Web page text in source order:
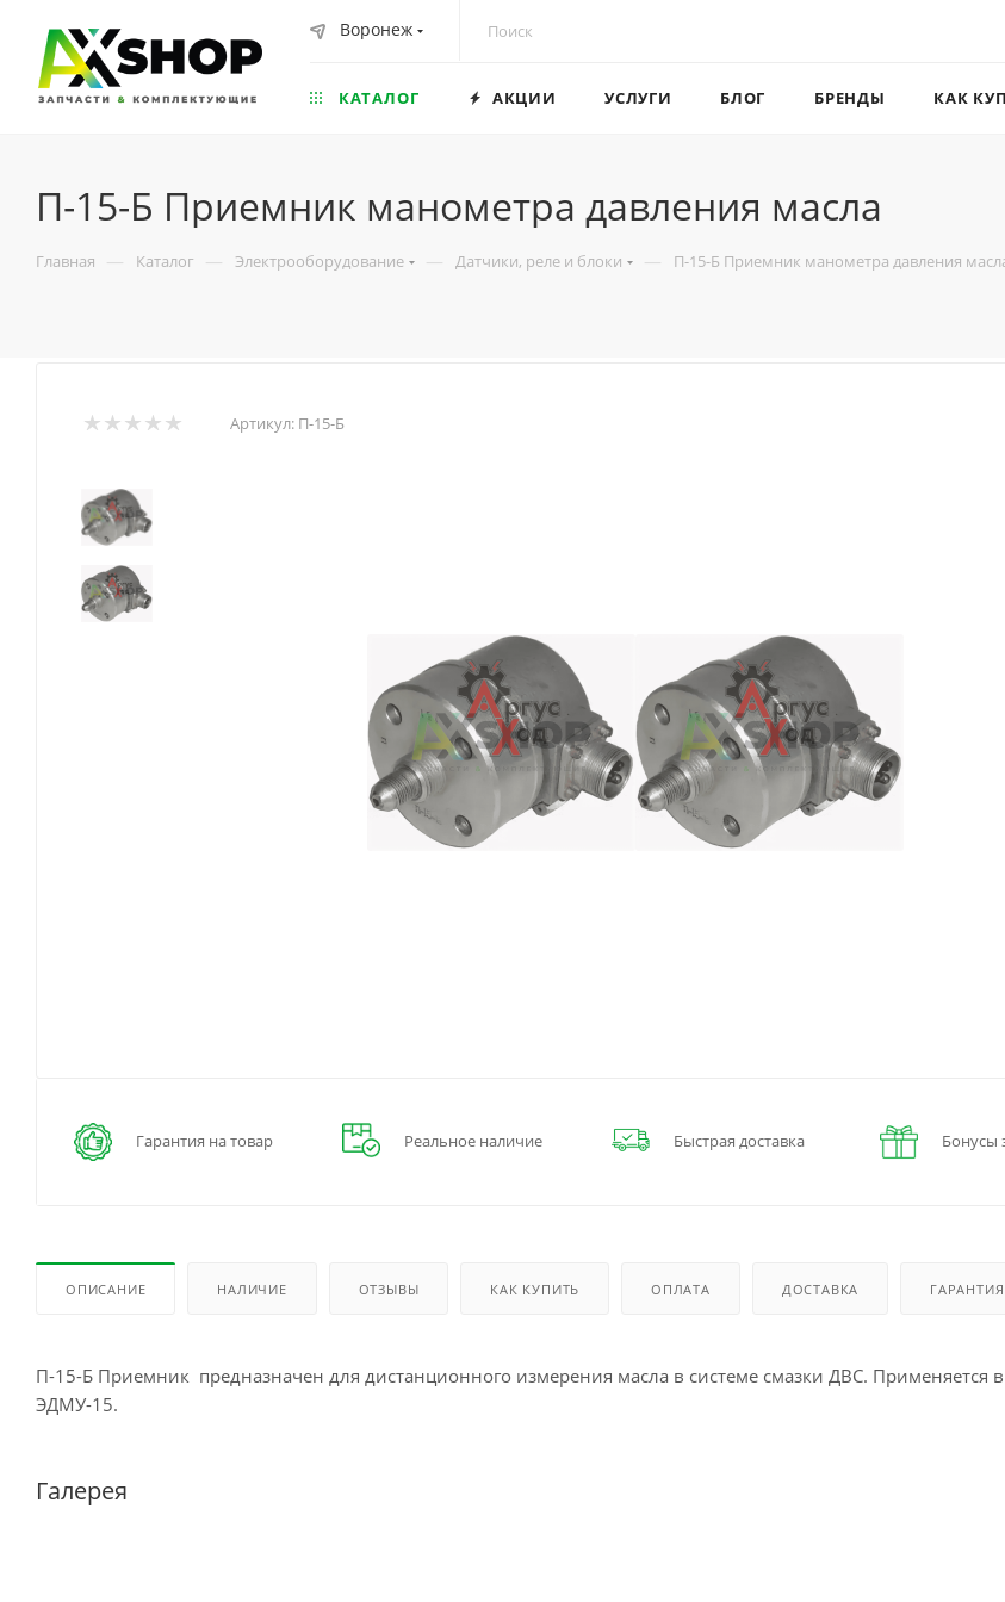
Воронеж
КАТАЛОГ АКЦИИ УСЛУГИ БЛОГ БРЕНДЫ КАК
П-15-Б Приемник манометра давления масла
Главная — Каталог — Электрооборудование — Датчики, реле и блоки — П-15-Б Приемник манометра давления
Артикул: П-15-Б
Гарантия на товар Реальное наличие Быстрая доставка Бонусы
ОПИСАНИЕ НАЛИЧИЕ ОТЗЫВЫ КАК КУПИТЬ ОПЛАТА ДОСТАВКА
П-15-Б Приемник предназначен для дистанционного измерения масла в системе смазки ДВС. Применяется
ЭДМУ-15.
Галерея